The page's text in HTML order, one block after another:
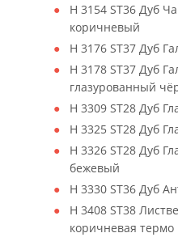
H 3154 ST36 Дуб
коричневый
H 3176 ST37 Дуб
H 3178 ST37 Дуб
глазурованный
H 3309 ST28 Дуб
H 3325 ST28 Дуб
H 3326 ST28 Дуб
бежевый
H 3330 ST36 Дуб
H 3408 ST38
коричневая термо